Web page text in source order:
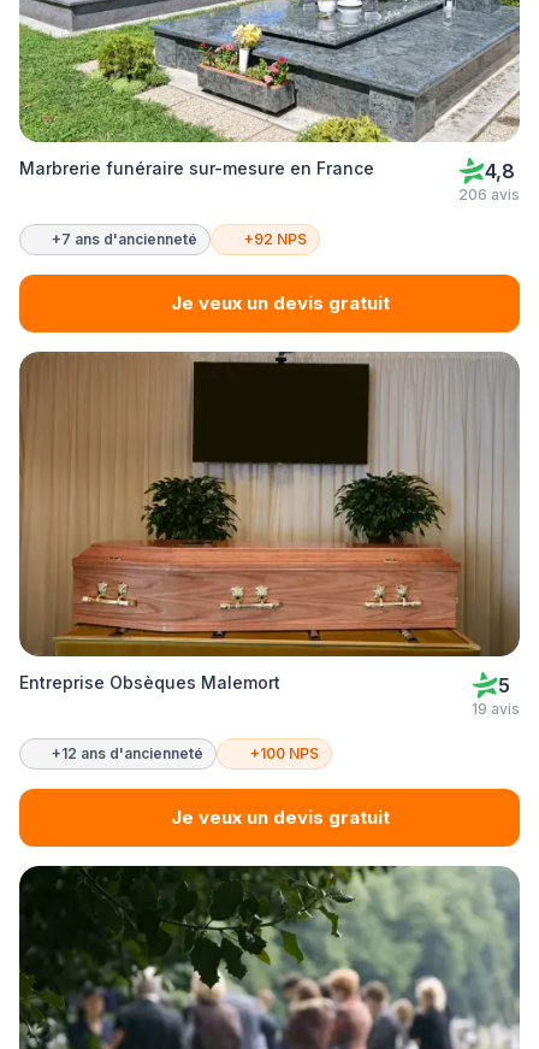
Marbrerie funéraire sur-mesure en France 4,8
206 avis
+7 ans d'ancienneté +92 NPS
Je veux un devis gratuit
Entreprise Obsèques Malemort 5
19 avis
+12 ans d'ancienneté +100 NPS
Je veux un devis gratuit